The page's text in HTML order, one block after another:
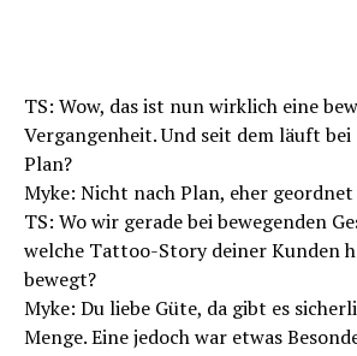
TS: Wow, das ist nun wirklich eine
Vergangenheit. Und seit dem läuft
Plan?
Myke: Nicht nach Plan, eher
TS: Wo wir gerade bei bewegenden
welche Tattoo-Story deiner Kunden
bewegt?
Myke: Du liebe Güte, da gibt es
Menge. Eine jedoch war etwas